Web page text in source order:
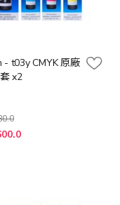
- t03y CMYK 原廠
x2